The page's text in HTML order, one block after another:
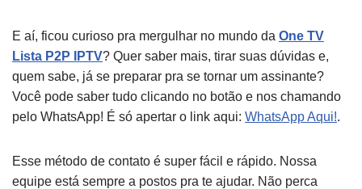
E aí, ficou curioso pra mergulhar no mundo da One TV
Lista P2P IPTV? Quer saber mais, tirar suas dúvidas e,
quem sabe, já se preparar pra se tornar um assinante?
Você pode saber tudo clicando no botão e nos chamando
pelo WhatsApp! É só apertar o link aqui: WhatsApp Aqui!.
Esse método de contato é super fácil e rápido. Nossa
equipe está sempre a postos pra te ajudar. Não perca